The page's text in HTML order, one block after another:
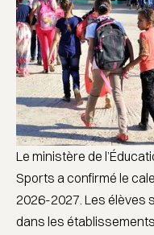
Le ministère de
Sports a confirmé le
2026-2027. Les élèves
dans les